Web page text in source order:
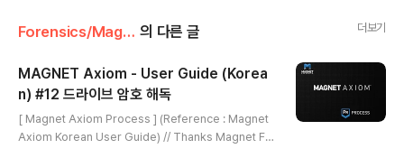
Forensics/Magnet AXIOM 의 다른 글 더보기
MAGNET Axiom - User Guide (Korea
n) #12 드라이브 암호 해독
[ Magnet Axiom Process ] (Reference : Magnet
Axiom Korean User Guide) // Thanks Magnet Fo